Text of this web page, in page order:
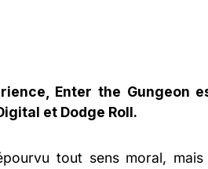
Enter the Gungeon
et Dodge Roll.
tout sens moral,